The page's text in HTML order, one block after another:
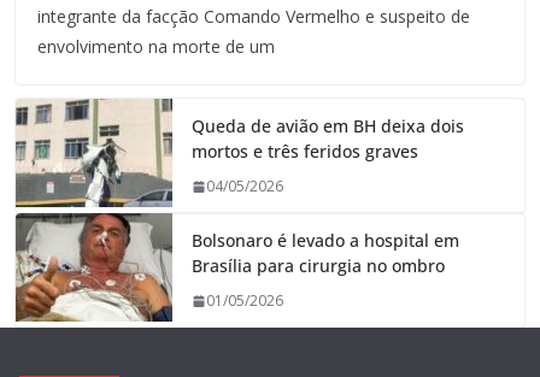
integrante da facção Comando Vermelho e suspeito de
envolvimento na morte de um
Queda de avião em BH deixa dois
mortos e três feridos graves
04/05/2026
Bolsonaro é levado a hospital em
Brasília para cirurgia no ombro
01/05/2026